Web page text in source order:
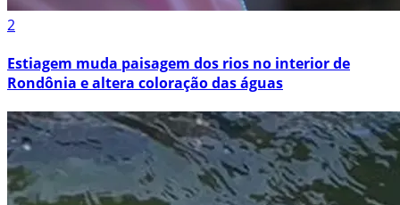
2
Estiagem muda paisagem dos rios no interior de
Rondônia e altera coloração das águas